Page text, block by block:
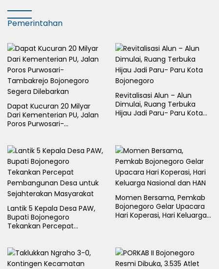
Pemerintahan
Dapat Kucuran 20 Milyar
Dari Kementerian PU, Jalan
Poros Purwosari-
Revitalisasi Alun – Alun
Dimulai, Ruang Terbuka
Hijau Jadi Paru- Paru Kota
Lantik 5 Kepala Desa PAW,
Bupati Bojonegoro
Tekankan Percepat
Momen Bersama, Pemkab
Bojonegoro Gelar Upacara
Hari Koperasi, Hari Keluarga